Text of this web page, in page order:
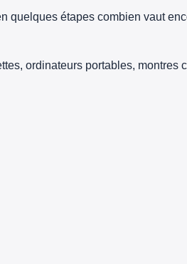
quelques étapes combien vaut
ordinateurs portables, montres